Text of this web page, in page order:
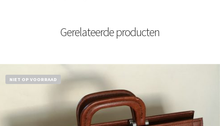
Gerelateerde producten
NIET OP VOORRAAD